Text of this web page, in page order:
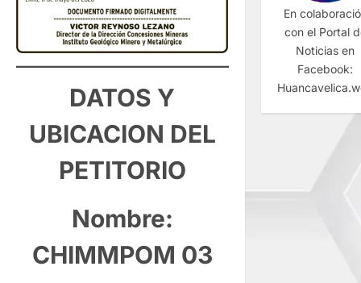
DATOS Y
UBICACION DEL
PETITORIO
Nombre:
CHIMMPOM 03
En
con el Portal
Noticias en
Facebook: